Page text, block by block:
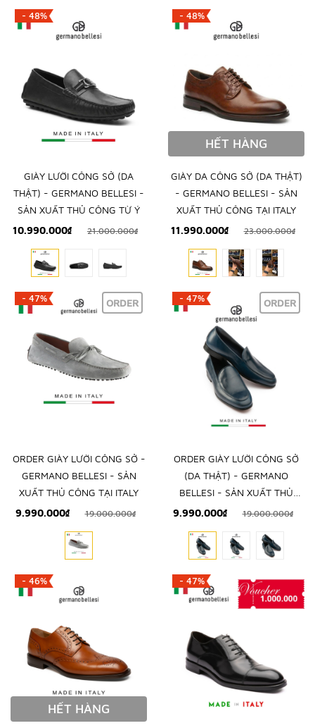
- 48%
GIÀY LƯỜI CÔNG SỞ (DA
THẬT) - GERMANO BELLESI -
SẢN XUẤT THỦ CÔNG TỪ Ý
10.990.000₫
21.000.000₫
- 48%
HẾT HÀNG
GIÀY DA CÔNG SỞ (DA THẬT)
- GERMANO BELLESI - SẢN
XUẤT THỦ CÔNG TẠI ITALY
11.990.000₫
23.000.000₫
- 47% ORDER
ORDER GIÀY LƯỜI CÔNG SỞ -
GERMANO BELLESI - SẢN
XUẤT THỦ CÔNG TẠI ITALY
9.990.000₫
19.000.000₫
- 47% ORDER
ORDER GIÀY LƯỜI CÔNG SỞ
(DA THẬT) - GERMANO
BELLESI - SẢN XUẤT THỦ
CÔNG TẠI ITALY
9.990.000₫ 19.000.000₫
- 46%
HẾT HÀNG
- 47%